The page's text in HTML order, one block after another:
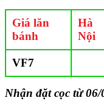
Giá lăn
bánh
Hà
Nội
VF7
Nhận đặt cọc từ 06/